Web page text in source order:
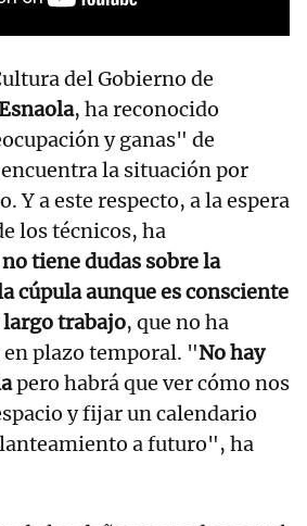
del Gobierno de
, ha reconocido
y ganas" de
la situación por
Y a este respecto, a la espera
los técnicos, ha
no tiene dudas sobre la
cúpula aunque es consciente
largo trabajo, que no ha
plazo temporal. "No hay
pero habrá que ver cómo nos
y fijar un calendario
a futuro", ha